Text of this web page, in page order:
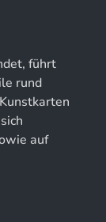
und
führt
rund
auf